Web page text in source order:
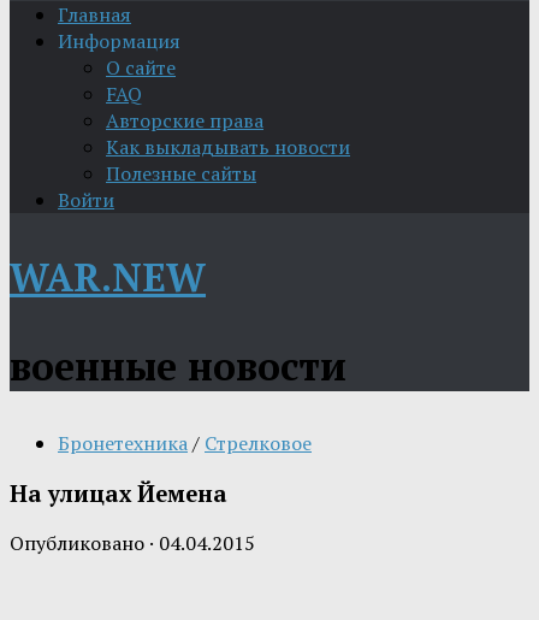
Главная
Информация
О сайте
FAQ
Авторские права
Как выкладывать новости
Полезные сайты
Войти
WAR.NEW
военные новости
Бронетехника/ Стрелковое
На улицах Йемена
Опубликовано · 04.04.2015